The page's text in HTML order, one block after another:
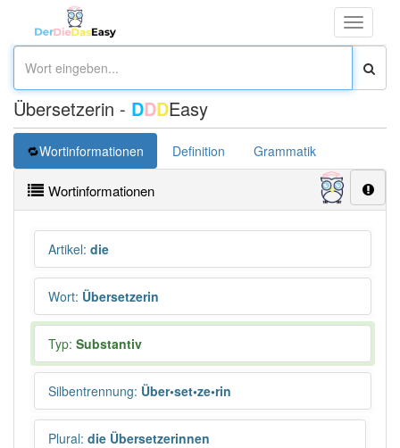
Toggle
Übersetzerin - DDDEasy
Wortinformationen Definition Grammatik
Wortinformationen
Artikel: die
Wort: Übersetzerin
Typ: Substantiv
Silbentrennung: Über•set•ze•rin
Plural: die Übersetzerinnen